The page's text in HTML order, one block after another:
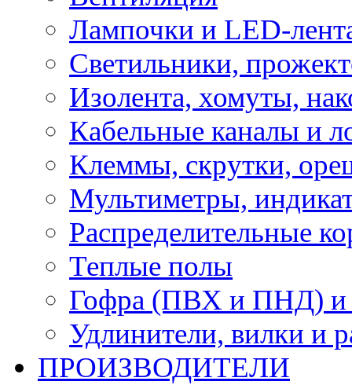
Лампочки и LED-
Светильники,
Изолента, хомуты,
Кабельные каналы и
Клеммы, скрутки,
Мультиметры,
Распределительные
Теплые полы
Гофра (ПВХ и ПНД) и
Удлинители, вилки и
ПРОИЗВОДИТЕЛИ